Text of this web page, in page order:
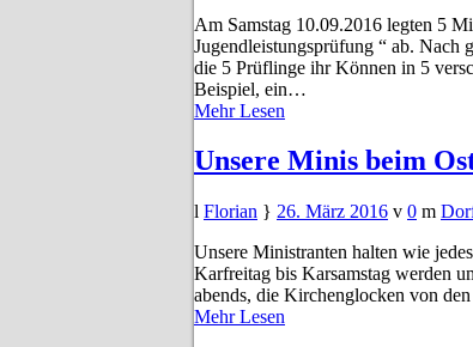
Am Samstag 10.09.2016 legten 5
Jugendleistungsprüfung “ ab. Nach
die 5 Prüflinge ihr Können in 5
Beispiel, ein…
Mehr Lesen
Unsere Minis beim
Florian 26. März 2016 0
Unsere Ministranten halten wie
Karfreitag bis Karsamstag werden
abends, die Kirchenglocken von
Mehr Lesen